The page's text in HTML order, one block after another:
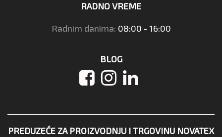
RADNO VREME
Radnim danima: 08:00 - 16:00
BLOG
PREDUZEĆE ZA PROIZVODNJU I TRGOVINU NOVATEX